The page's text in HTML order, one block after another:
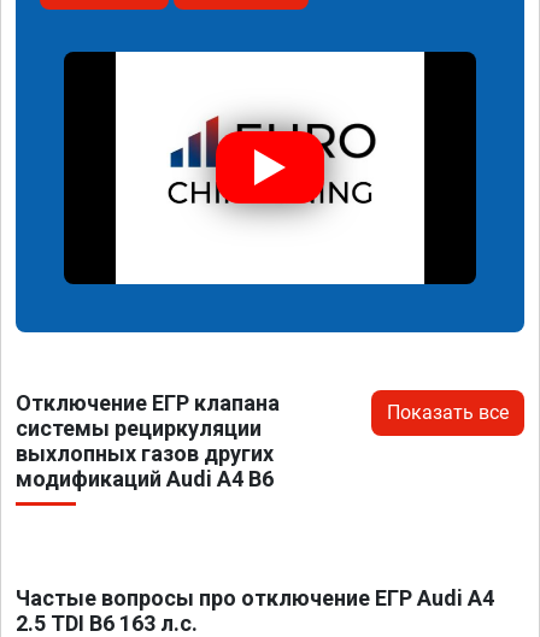
Отключение ЕГР клапана
системы рециркуляции
выхлопных газов других
модификаций Audi A4 B6
Показать все
Частые вопросы про отключение ЕГР Audi A4
2.5 TDI B6 163 л.с.